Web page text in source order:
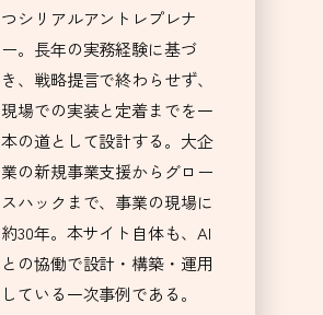
つシリアルアントレプレナ
ー。長年の実務経験に基づ
き、戦略提言で終わらせず、
現場での実装と定着までを一
本の道として設計する。大企
業の新規事業支援からグロー
スハックまで、事業の現場に
約30年。本サイト自体も、AI
との協働で設計・構築・運用
している一次事例である。